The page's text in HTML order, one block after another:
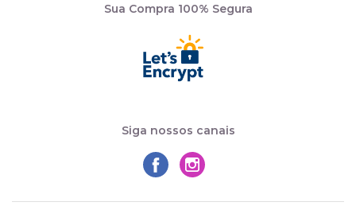
Sua Compra 100% Segura
Siga nossos canais